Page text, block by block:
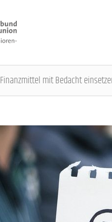
Finanzmittel mit Bedacht